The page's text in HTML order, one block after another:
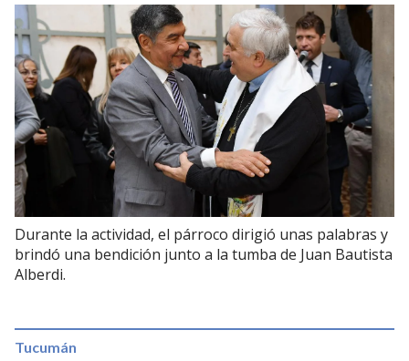
Durante la actividad, el párroco dirigió unas palabras y
brindó una bendición junto a la tumba de Juan Bautista
Alberdi.
Tucumán